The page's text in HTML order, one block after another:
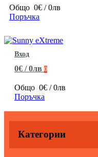
Общо 0€ / 0лв
Поръчка
Вход
0€ / 0лв 0
Общо 0€ / 0лв
Поръчка
Категории